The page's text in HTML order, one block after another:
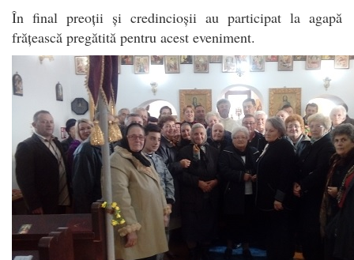
În final preoții și credincioșii au participat la agapă
frățească pregătită pentru acest eveniment.